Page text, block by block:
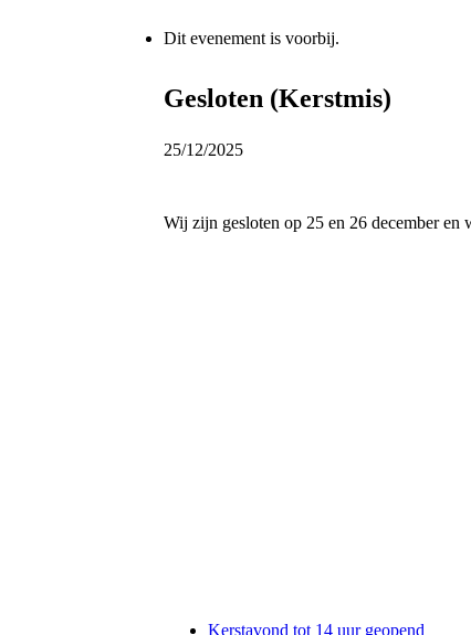
Dit evenement is voorbij.
Gesloten (Kerstmis)
25/12/2025
Wij zijn gesloten op 25 en 26 december en
Kerstavond tot 14 uur geopend